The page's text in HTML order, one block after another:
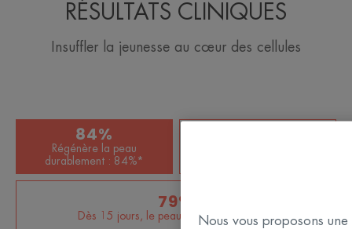
RÉSULTATS CLINIQUES
Insuffler la jeunesse au cœur des cellules
84%
Régénère la peau
durablement : 84%*
79%
Dès 15 jours, le peau plus ferme : 79%*
Nous vous proposons